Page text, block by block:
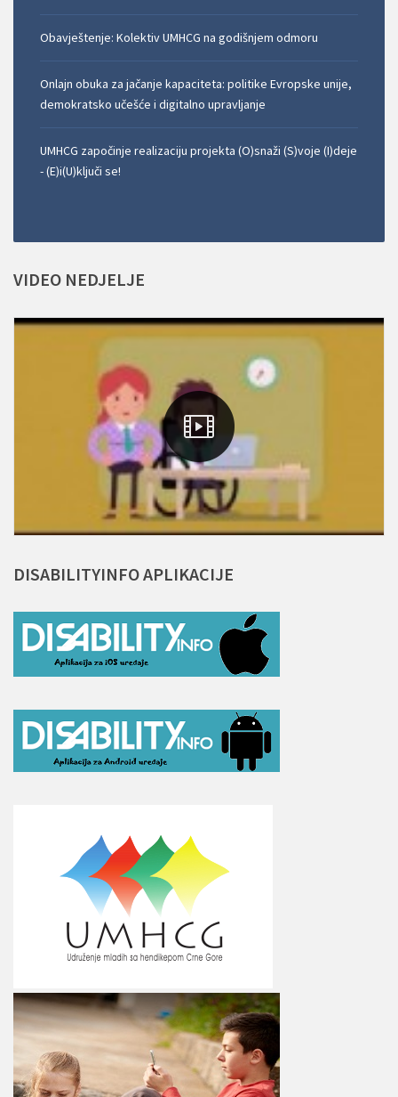
Obavještenje: Kolektiv UMHCG na godišnjem odmoru
Onlajn obuka za jačanje kapaciteta: politike Evropske unije,
demokratsko učešće i digitalno upravljanje
UMHCG započinje realizaciju projekta (O)snaži (S)voje (I)deje
- (E)i(U)ključi se!
VIDEO NEDJELJE
DISABILITYINFOAPLIKACIJE